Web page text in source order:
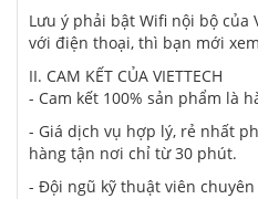
Lưu ý phải bật Wifi nội bộ của
với điện thoại, thì bạn mới
II. CAM KẾT CỦA VIETTECH
- Cam kết 100% sản phẩm là
- Giá dịch vụ hợp lý, rẻ nhất
hàng tận nơi chỉ từ 30 phút.
- Đội ngũ kỹ thuật viên